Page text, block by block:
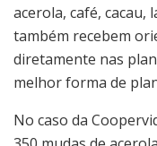
acerola, café, cacau,
também recebem
diretamente nas
melhor forma de
No caso da